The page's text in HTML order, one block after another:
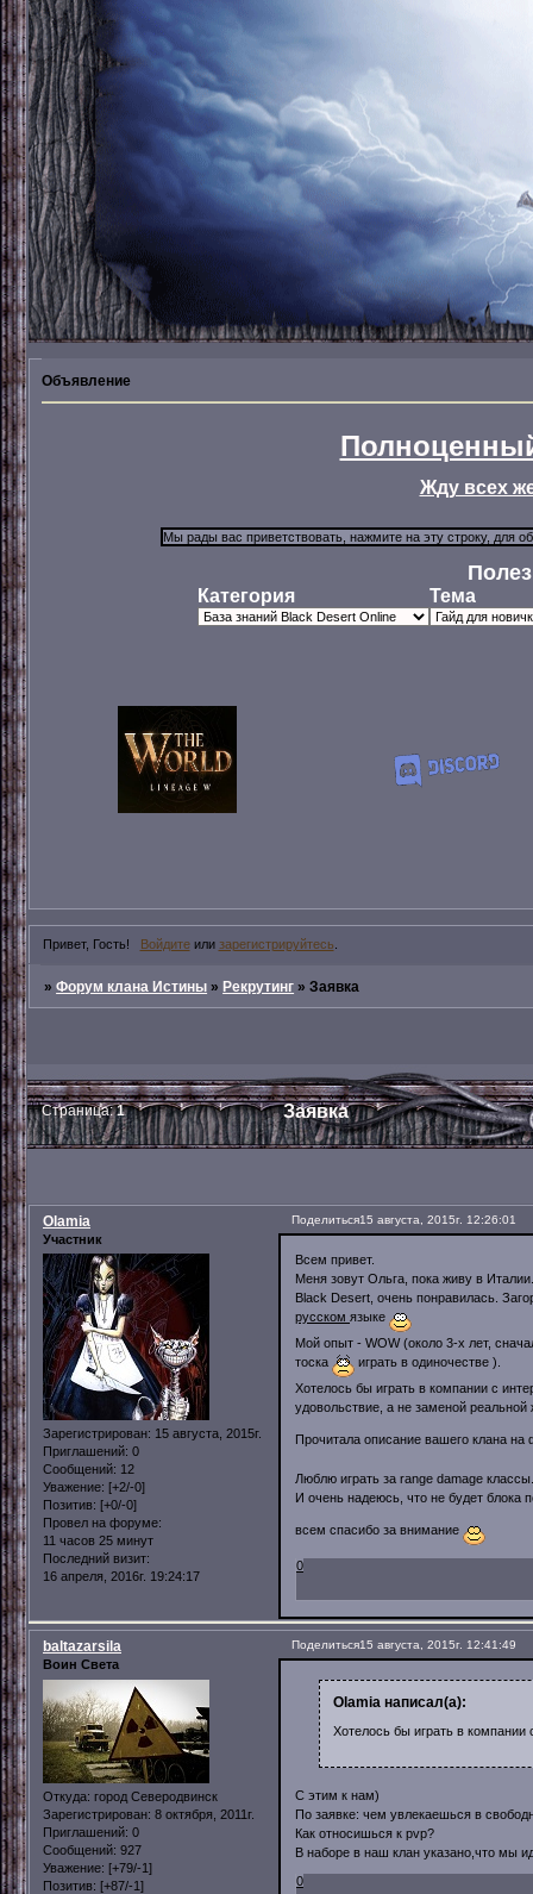
Объявление
Жду всех
Категория Тема
Привет, Гость! Войдитеили зарегистрируйтесь
»Форум клана Истины »Рекрутинг »Заявка
Заявка
Страница:1
Поделиться15 августа, 2015г. 12:26:01
Olamia
Участник
Зарегистрирован: 15 августа, 2015г.
Приглашений: 0
Сообщений: 12
Уважение: [+2/-0]
Позитив: [+0/-0]
Провел на форуме:
11 часов 25 минут
Последний визит:
16 апреля, 2016г. 19:24:17
Всем привет.
Меня зовут Ольга, пока живу в
Black Desert, очень понравилась.
русском языке
Мой опыт - WOW (около 3-х лет,
тоска
играть в одиночестве ).
Хотелось бы играть в компании с
удовольствие, а не заменой реальной
Прочитала описание вашего клана
Люблю играть за range damage классы.
И очень надеюсь, что не будет блока
всем спасибо за внимание
0
Поделиться15 августа, 2015г. 12:41:49
baltazarsila
Воин Света
Откуда: город Северодвинск
Зарегистрирован: 8 октября, 2011г.
Приглашений: 0
Сообщений: 927
Уважение: [+79/-1]
Позитив: [+87/-1]
Olamia написал(а):
Хотелось бы играть в
С этим к нам)
По заявке: чем увлекаешься в
Как относишься к pvp?
В наборе в наш клан указано,что мы
0